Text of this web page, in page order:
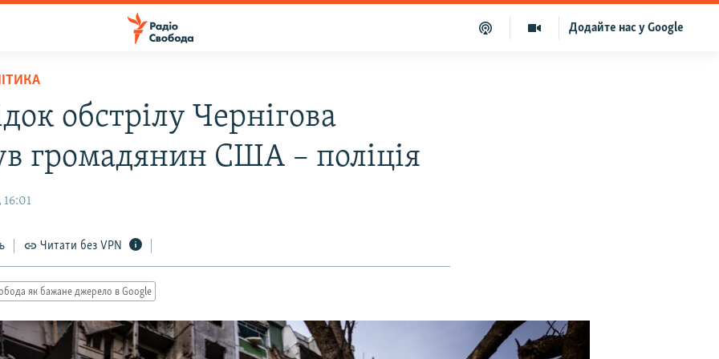
Додайте нас у Google
обстрілу Чернігова
громадянин США – поліція
16:01
Читати без VPN
як бажане джерело в Google